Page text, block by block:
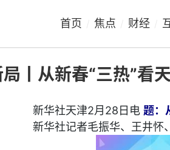
首页 焦点 财经
局丨从新春“三热”看
新华社天津2月28日电 题：
新华社记者毛振华、王井怀